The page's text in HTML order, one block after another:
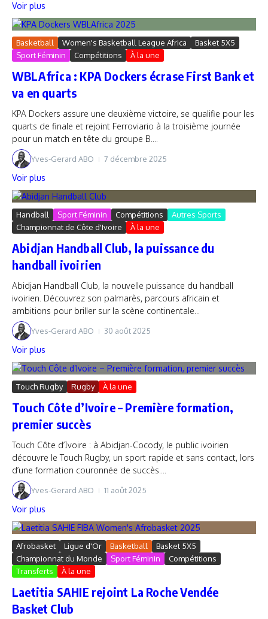
Voir plus
Basketball Women's Basketball League Africa
Basket 5X5
Sport Féminin
Compétitions À la une
WBLAfrica : KPA Dockers écrase First Bank et
va en quarts
KPA Dockers assure une deuxième victoire, se qualifie pour les
quarts de finale et rejoint Ferroviario à la troisième journée
pour un match en tête du groupe B....
Yves-Gerard ABO 7 décembre 2025
Voir plus
Handball Sport Féminin Compétitions
Autres Sports
Championnat de Côte d'Ivoire
À la une
Abidjan Handball Club, la puissance du
handball ivoirien
Abidjan Handball Club, la nouvelle puissance du handball
ivoirien. Découvrez son palmarès, parcours africain et
ambitions pour briller sur la scène continentale...
Yves-Gerard ABO 30 août 2025
Voir plus
Touch Rugby Rugby À la une
Touch Côte d’Ivoire – Première formation,
premier succès
Touch Côte d’Ivoire : à Abidjan-Cocody, le public ivoirien
découvre le Touch Rugby, un sport rapide et sans contact, lors
d’une formation couronnée de succès....
Yves-Gerard ABO 11 août 2025
Voir plus
Afrobasket Ligue d'Or Basketball
Basket 5X5
Championnat du Monde
Sport Féminin
Compétitions
Transferts
À la une
Laetitia SAHIE rejoint La Roche Vendée
Basket Club